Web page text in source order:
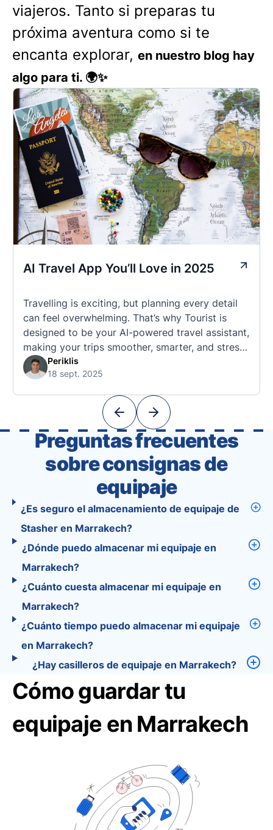
viajeros. Tanto si preparas tu
próxima aventura como si te
encanta explorar, en nuestro blog hay
algo para ti. 🌍✨
AI Travel App You’ll Love in 2025
Travelling is exciting, but planning every detail
can feel overwhelming. That’s why Tourist is
designed to be your AI-powered travel assistant,
making your trips smoother, smarter, and stress-
free. 🧭 What Makes the Tourist App Unique?
Unlike standard travel apps, Tourist combines
With Tourist, your trip planning becomes as
Periklis
18 sept. 2025
Preguntas frecuentes
sobre consignas de
equipaje
¿Es seguro el almacenamiento de equipaje de
Stasher en Marrakech?
¿Dónde puedo almacenar mi equipaje en
Marrakech?
¿Cuánto cuesta almacenar mi equipaje en
Marrakech?
¿Cuánto tiempo puedo almacenar mi equipaje
en Marrakech?
¿Hay casilleros de equipaje en Marrakech?
Cómo guardar tu
equipaje en Marrakech